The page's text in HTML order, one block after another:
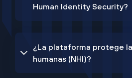
Human Identity Security?
¿La plataforma protege
humanas (NHI)?